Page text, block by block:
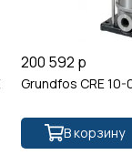
200 592 р
Grundfos CRE 10-
В корзину